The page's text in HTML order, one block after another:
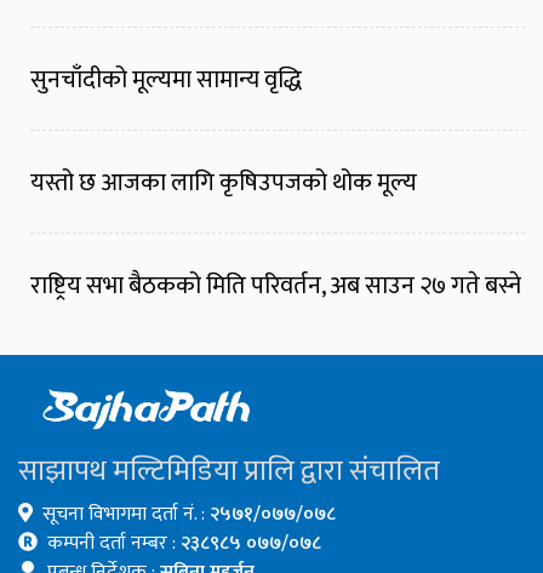
सुनचाँदीको मूल्यमा सामान्य वृद्धि
यस्तो छ आजका लागि कृषिउपजको थोक मूल्य
राष्ट्रिय सभा बैठकको मिति परिवर्तन, अब साउन २७ गते बस्ने
साझापथ मल्टिमिडिया प्रालि द्वारा संचालित
सूचना विभागमा दर्ता नं. : २५७१/०७७/०७८
कम्पनी दर्ता नम्बर : २३८९८५ ०७७/०७८